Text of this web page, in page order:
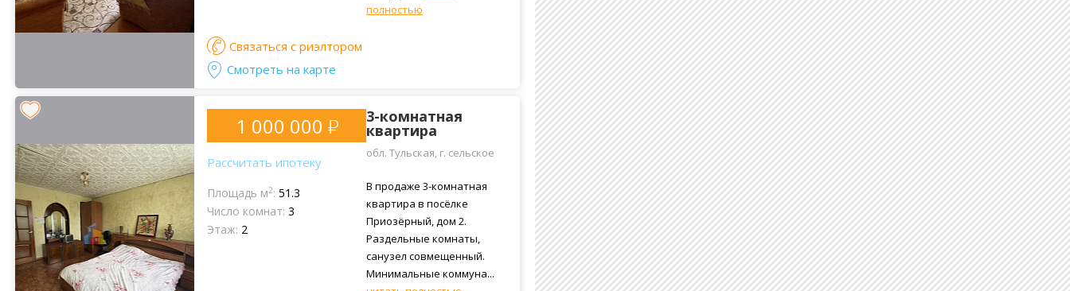
полностью
Связаться с риэлтором
Смотреть на карте
3-комнатная
квартира
обл. Тульская, г. сельское
посёлок Приозёрный, 2
В продаже 3-комнатная
квартира в посёлке
Приозёрный, дом 2.
Раздельные комнаты,
санузел совмещенный.
Минимальные коммуна...
1 000 000
Рассчитать ипотеку
Площадь м2: 51.3
Число комнат: 3
Этаж: 2